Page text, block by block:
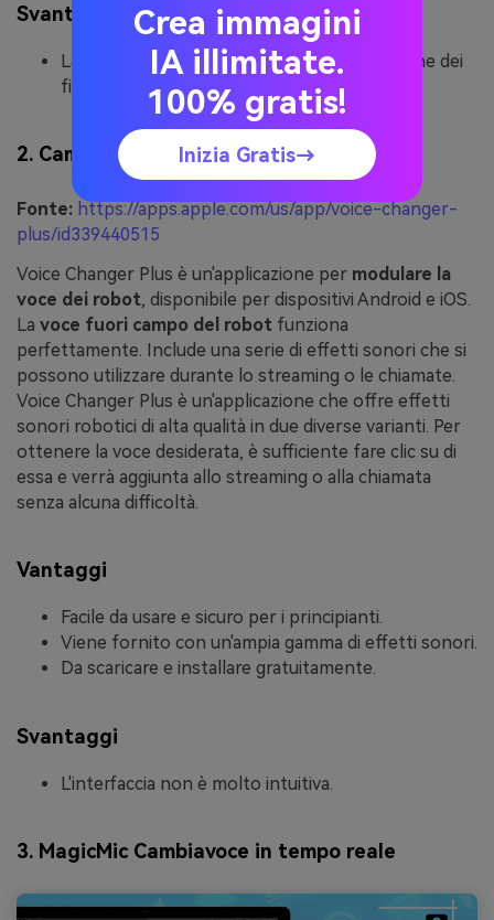
Svantaggi
La versione gratuita ha un limite di dimensione dei
file.
2. Cambiavoce Plus
Fonte: https://apps.apple.com/us/app/voice-changer-
plus/id339440515
Voice Changer Plus è un'applicazione per modulare la
voce dei robot, disponibile per dispositivi Android e iOS.
La voce fuori campo del robot funziona
perfettamente. Include una serie di effetti sonori che si
possono utilizzare durante lo streaming o le chiamate.
Voice Changer Plus è un'applicazione che offre effetti
sonori robotici di alta qualità in due diverse varianti. Per
ottenere la voce desiderata, è sufficiente fare clic su di
essa e verrà aggiunta allo streaming o alla chiamata
senza alcuna difficoltà.
Vantaggi
Facile da usare e sicuro per i principianti.
Viene fornito con un'ampia gamma di effetti sonori.
Da scaricare e installare gratuitamente.
Svantaggi
L'interfaccia non è molto intuitiva.
3. MagicMic Cambiavoce in tempo reale
Crea immagini
IA illimitate.
100% gratis!
Inizia Gratis→